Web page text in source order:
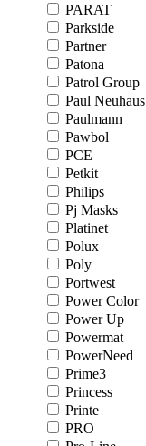
PARAT
Parkside
Partner
Patona
Patrol Group
Paul Neuhaus
Paulmann
Pawbol
PCE
Petkit
Philips
Pj Masks
Platinet
Polux
Poly
Portwest
Power Color
Power Up
Powermat
PowerNeed
Prime3
Princess
Printe
PRO